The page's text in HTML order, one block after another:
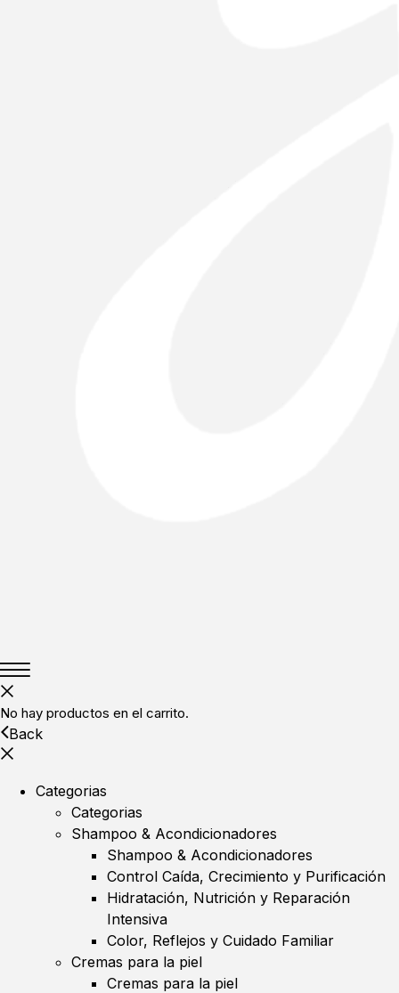
No hay productos en el carrito.
Back
Categorias
Categorias
Shampoo & Acondicionadores
Shampoo & Acondicionadores
Control Caída, Crecimiento y Purificación
Hidratación, Nutrición y Reparación
Intensiva
Color, Reflejos y Cuidado Familiar
Cremas para la piel
Cremas para la piel